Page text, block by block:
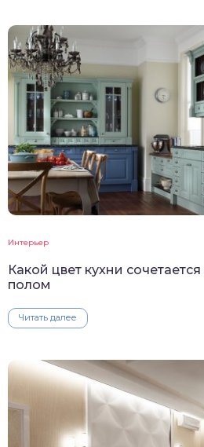
Интерьер
Какой цвет кухни
полом
Читать далее